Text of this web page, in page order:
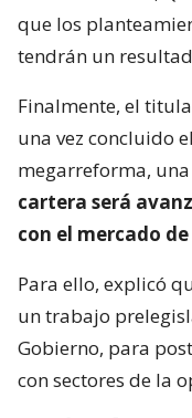
que los
tendrán un
Finalmente, el
una vez concluido
megarreforma,
cartera será
con el mercado
Para ello, explicó
un trabajo
Gobierno, para
con sectores de la